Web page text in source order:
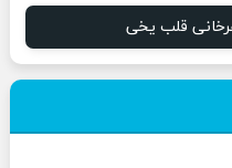
قلب یخی